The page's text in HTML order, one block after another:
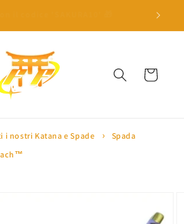
🏅
Carrello
i nostri Katana e Spade
Spada